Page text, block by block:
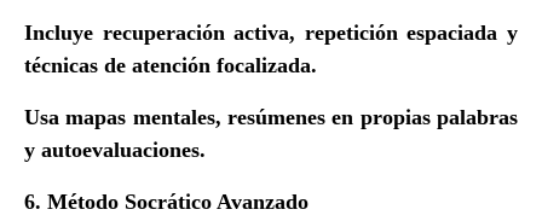
Incluye recuperación activa, repetición espaciada y
técnicas de atención focalizada.
Usa mapas mentales, resúmenes en propias palabras
y autoevaluaciones.
6. Método Socrático Avanzado